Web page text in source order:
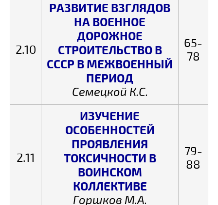
2.10
РАЗВИТИЕ ВЗГЛЯДОВ
НА ВОЕННОЕ
ДОРОЖНОЕ
СТРОИТЕЛЬСТВО В
СССР В МЕЖВОЕННЫЙ
ПЕРИОД
Семецкой К.С.
65-
78
2.11
ИЗУЧЕНИЕ
ОСОБЕННОСТЕЙ
ПРОЯВЛЕНИЯ
ТОКСИЧНОСТИ В
ВОИНСКОМ
КОЛЛЕКТИВЕ
Горшков М.А.
79-
88